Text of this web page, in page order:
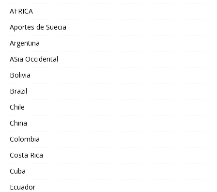
AFRICA
Aportes de Suecia
Argentina
ASia Occidental
Bolivia
Brazil
Chile
China
Colombia
Costa Rica
Cuba
Ecuador